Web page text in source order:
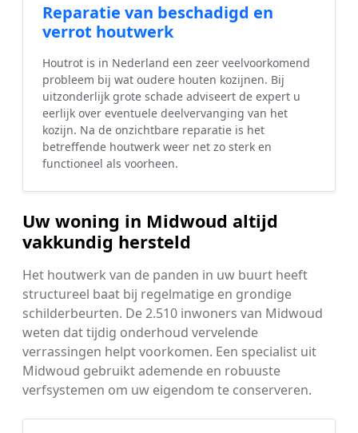
Reparatie van beschadigd en
verrot houtwerk
Houtrot is in Nederland een zeer veelvoorkomend
probleem bij wat oudere houten kozijnen. Bij
uitzonderlijk grote schade adviseert de expert u
eerlijk over eventuele deelvervanging van het
kozijn. Na de onzichtbare reparatie is het
betreffende houtwerk weer net zo sterk en
functioneel als voorheen.
Uw woning in Midwoud altijd
vakkundig hersteld
Het houtwerk van de panden in uw buurt heeft
structureel baat bij regelmatige en grondige
schilderbeurten. De 2.510 inwoners van Midwoud
weten dat tijdig onderhoud vervelende
verrassingen helpt voorkomen. Een specialist uit
Midwoud gebruikt ademende en robuuste
verfsystemen om uw eigendom te conserveren.